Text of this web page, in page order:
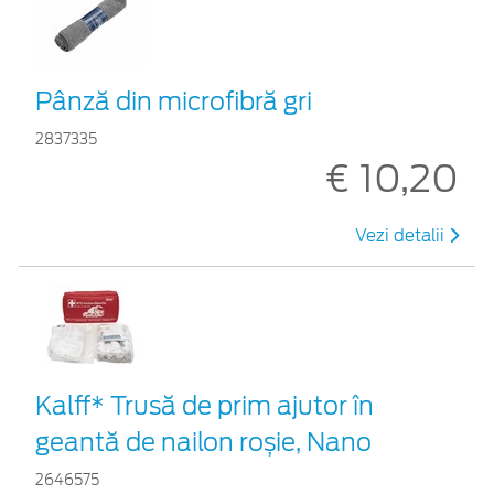
Pânză din microfibră gri
2837335
€ 10,20
Vezi detalii
Kalff* Trusă de prim ajutor în
geantă de nailon roșie, Nano
2646575